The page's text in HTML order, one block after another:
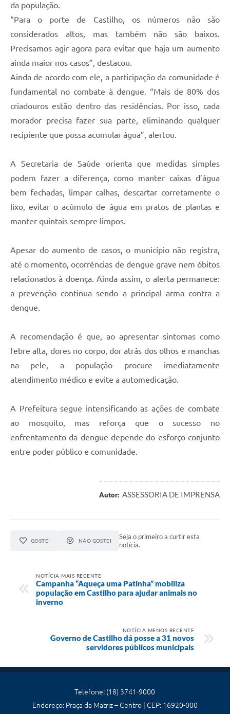
da população.
“Para o porte de Castilho, os números não são
considerados altos, mas também não são baixos.
Precisamos agir agora para evitar que haja um aumento
ainda maior nos casos”, destacou.
Ainda de acordo com ele, a participação da comunidade é
fundamental no combate à dengue. “Mais de 80% dos
criadouros estão dentro das residências. Por isso, cada
morador precisa fazer sua parte, eliminando qualquer
recipiente que possa acumular água”, alertou.
A Secretaria de Saúde orienta que medidas simples
podem fazer a diferença, como manter caixas d’água
bem fechadas, limpar calhas, descartar corretamente o
lixo, evitar o acúmulo de água em pratos de plantas e
manter quintais sempre limpos.
Apesar do aumento de casos, o município não registra,
até o momento, ocorrências de dengue grave nem óbitos
relacionados à doença. Ainda assim, o alerta permanece:
a prevenção continua sendo a principal arma contra a
dengue.
A recomendação é que, ao apresentar sintomas como
febre alta, dores no corpo, dor atrás dos olhos e manchas
na pele, a população procure imediatamente
atendimento médico e evite a automedicação.
A Prefeitura segue intensificando as ações de combate
ao mosquito, mas reforça que o sucesso no
enfrentamento da dengue depende do esforço conjunto
entre poder público e comunidade.
Autor: ASSESSORIA DE IMPRENSA
GOSTEI NÃO GOSTEI
Seja o primeiro a curtir esta
notícia.
NOTÍCIA MAIS RECENTE
Campanha “Aqueça uma Patinha” mobiliza
população em Castilho para ajudar animais no
inverno
NOTÍCIA MENOS RECENTE
Governo de Castilho dá posse a 31 novos
servidores públicos municipais
Telefone: (18) 3741-9000
Endereço: Praça da Matriz – Centro | CEP: 16920-000